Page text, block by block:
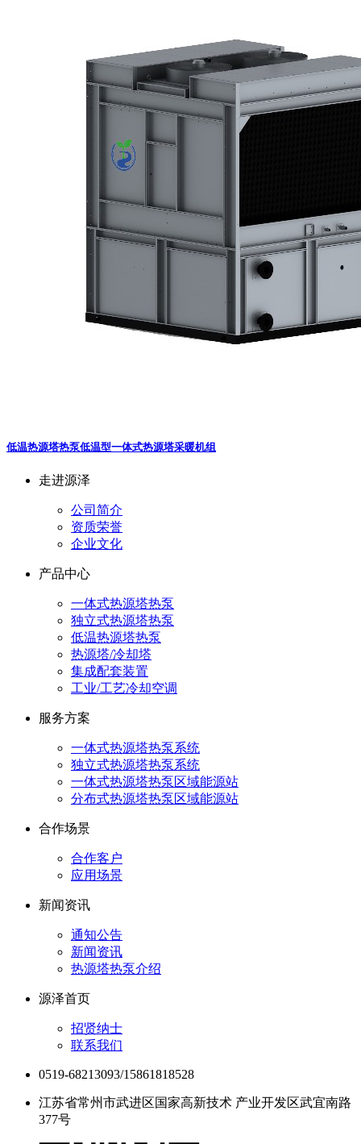
低温热源塔热泵低温型一体式热源塔采暖机组
走进源泽
公司简介
资质荣誉
企业文化
产品中心
一体式热源塔热泵
独立式热源塔热泵
低温热源塔热泵
热源塔/冷却塔
集成配套装置
工业/工艺冷却空调
服务方案
一体式热源塔热泵系统
独立式热源塔热泵系统
一体式热源塔热泵区域能源站
分布式热源塔热泵区域能源站
合作场景
合作客户
应用场景
新闻资讯
通知公告
新闻资讯
热源塔热泵介绍
源泽首页
招贤纳士
联系我们
0519-68213093/15861818528
江苏省常州市武进区国家高新技术 产业开发区武宜南路
377号